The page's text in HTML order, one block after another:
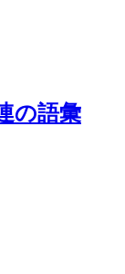
の語彙